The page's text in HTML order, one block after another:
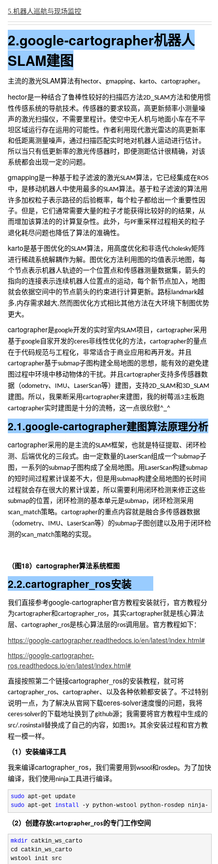
5.机器人巡航与现场监控
2.google-cartographer机器人
SLAM建图
主流的激光SLAM算法有hector、gmapping、 karto、cartographer。
hector是一种结合了鲁棒性较好的扫描匹方法2D_SLAM方法和使用惯
性传感系统的导航技术。传感器的要求较高，高更新频率小测量噪
声的激光扫描仪，不需要里程计。使空中无人机与地面小车在不平
坦区域运行存在运用的可能性。作者利用现代激光雷达的高更新率
和低距离测量噪声，通过扫描匹配实时地对机器人运动进行估计。
所以当只有低更新率的激光传感器时，即便测距估计很精确，对该
系统都会出现一定的问题。
gmapping是一种基于粒子滤波的激光SLAM算法，它已经集成在ROS
中，是移动机器人中使用最多的SLAM算法。基于粒子滤波的算法用
许多加权粒子表示路径的后验概率，每个粒子都给出一个重要性因
子。但是，它们通常需要大量的粒子才能获得比较好的的结果，从
而增加该算法的的计算复杂性。此外，与PF重采样过程相关的粒子
退化耗尽问题也降低了算法的准确性。
karto是基于图优化的SLAM算法，用高度优化和非迭代cholesky矩阵
进行稀疏系统解耦作为解。图优化方法利用图的均值表示地图，每
个节点表示机器人轨迹的一个位置点和传感器测量数据集，箭头的
指向的连接表示连续机器人位置点的运动，每个新节点加入，地图
就会依据空间中的节点箭头的约束进行计算更新。路标landmark越
多,内存需求越大,然而图优化方式相比其他方法在大环境下制图优势
更大。
cartographer是google开发的实时室内SLAM项目，cartographer采用
基于google 自家开发的ceres非线性优化的方法，cartographer的量点
在于代码规范与工程化，非常适合于商业应用和再开发。并且
cartographer基于submap子图构建全局地图的思想，能有效的避免建
图过程中环境中移动物体的干扰。并且cartographer支持多传感器数
据（odometry、 IMU、 LaserScan等）建图，支持2D_SLAM和 3D_SLAM
建图。所以，我果断采用cartographer来建图，我的树莓派3主板跑
cartographer实时建图是十分的流畅，这一点很欣慰^_^
2.1.google-cartographer建图算法原理分析
cartographer采用的是主流的SLAM框架，也就是特征提取、闭环检
测、后端优化的三段式。由一定数量的LaserScan组成一个submap子
图，一系列的submap子图构成了全局地图。用 LaserScan构建submap
的短时间过程累计误差不大，但是用submap构建全局地图的长时间
过程就会存在很大的累计误差，所以需要利用闭环检测来修正这些
submap的位置，闭环检测的基本单元是submap，闭环检测采用
scan_match策略。cartographer的重点内容就是融合多传感器数据
（odometry、 IMU、 LaserScan等）的submap子图创建以及用于闭环检
测的scan_match策略的实现。
（ 图 18）cartographer算法系统框图
2.2.cartographer_ros安装
我们直接参考google-cartographer官方教程安装就行，官方教程分
为cartographer和cartographer_ros，其实cartographer就是核心算法
层、cartographer_ros是核心算法层的ros调用层。官方教程如下：
https://google-cartographer.readthedocs.io/en/latest/index.html#
https://google-cartographer-
ros.readthedocs.io/en/latest/index.html#
直接按照第二个链接cartographer_ros的安装教程，就可将
cartographer_ros、cartographer、以及各种依赖都安装了。不过特别
说明一点，为了解决从官网下载ceres-solver速度慢的问题，我将
ceres-solver的下载地址换到了github源；我需要将官方教程中生成的
src/.rosinstall替换成了自己的内容，如图 19。其余安装过程和官方教
程一模一样。
（1）安装编译工具
我来编译cartographer_ros，我们需要用到wsool和rosdep。为了加快
编译，我们使用 ninja工具进行编译。
sudo apt-
sudo apt-get install -y python-wstool python-rosdep ninja-
（2）创建存放cartographer_ros的专门工作空间
mkdir catkin_ws_carto
cd catkin_ws_carto
wstool init src